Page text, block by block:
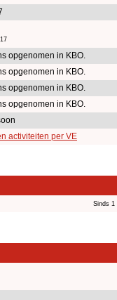
opgenomen in KBO.
opgenomen in KBO.
opgenomen in KBO.
opgenomen in KBO.
activiteiten per VE
Sinds 1